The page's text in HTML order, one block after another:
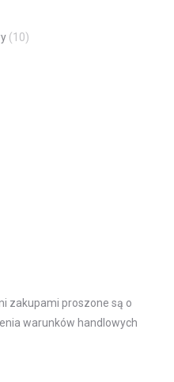
(10)
zakupami proszone są o
warunków handlowych